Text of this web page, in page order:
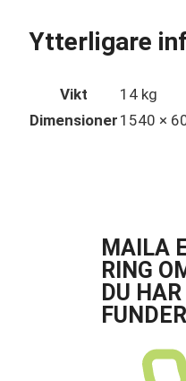
Ytterligare
Vikt
14 kg
Dimensioner 1540 ×
MAILA
RING
DU HAR